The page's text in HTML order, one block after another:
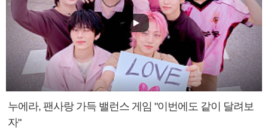
누에라, 팬사랑 가득 밸런스 게임 "이번에도 같이 달려보
자"